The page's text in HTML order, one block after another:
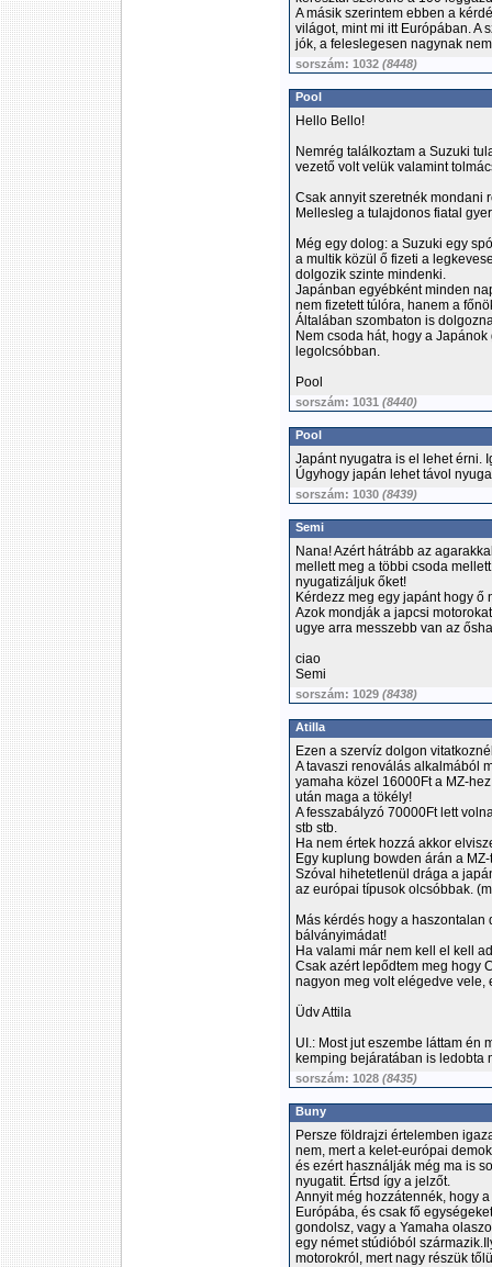
A másik szerintem ebben a
világot, mint mi itt Európában. A
jók, a feleslegesen nagynak
sorszám: 1032 (8448)
Pool
Hello Bello!
Nemrég találkoztam a Suzuki
vezető volt velük valamint
Csak annyit szeretnék mondani
Mellesleg a tulajdonos fiatal
Még egy dolog: a Suzuki egy
a multik közül ő fizeti a
dolgozik szinte mindenki.
Japánban egyébként minden
nem fizetett túlóra, hanem a
Általában szombaton is
Nem csoda hát, hogy a
legolcsóbban.
Pool
sorszám: 1031 (8440)
Pool
Japánt nyugatra is el lehet érni.
Úgyhogy japán lehet távol
sorszám: 1030 (8439)
Semi
Nana! Azért hátrább az
mellett meg a többi csoda
nyugatizáljuk őket!
Kérdezz meg egy japánt hogy ő
Azok mondják a japcsi
ugye arra messzebb van az
ciao
Semi
sorszám: 1029 (8438)
Atilla
Ezen a szervíz dolgon
A tavaszi renoválás alkalmából
yamaha közel 16000Ft a MZ-
után maga a tökély!
A fesszabályzó 70000Ft lett
stb stb.
Ha nem értek hozzá akkor
Egy kuplung bowden árán a
Szóval hihetetlenül drága a
az európai típusok olcsóbbak.
Más kérdés hogy a
bálványimádat!
Ha valami már nem kell el kell
Csak azért lepődtem meg hogy
nagyon meg volt elégedve vele,
Üdv Attila
UI.: Most jut eszembe láttam én
kemping bejáratában is ledobta
sorszám: 1028 (8435)
Buny
Persze földrajzi értelemben
nem, mert a kelet-európai
és ezért használják még ma is
nyugatit. Értsd így a jelzőt.
Annyit még hozzátennék, hogy
Európába, és csak fő
gondolsz, vagy a Yamaha
egy német stúdióból
motorokról, mert nagy részük